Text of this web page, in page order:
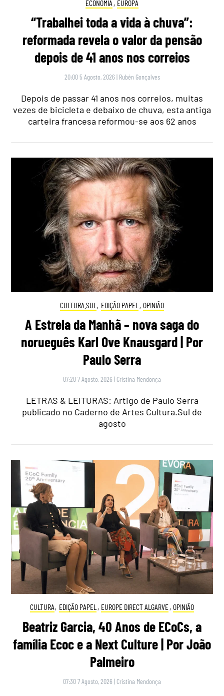
ECONOMIA , EUROPA
“Trabalhei toda a vida à chuva”:
reformada revela o valor da pensão
depois de 41 anos nos correios
20:00 5 Agosto, 2026 | Rubén Gonçalves
Depois de passar 41 anos nos correios, muitas
vezes de bicicleta e debaixo de chuva, esta antiga
carteira francesa reformou-se aos 62 anos
CULTURA.SUL , EDIÇÃO PAPEL , OPINIÃO
A Estrela da Manhã – nova saga do
norueguês Karl Ove Knausgard | Por
Paulo Serra
07:20 7 Agosto, 2026 | Cristina Mendonça
LETRAS & LEITURAS: Artigo de Paulo Serra
publicado no Caderno de Artes Cultura.Sul de
agosto
CULTURA, EDIÇÃO PAPEL , EUROPE DIRECT ALGARVE, OPINIÃO
Beatriz Garcia, 40 Anos de ECoCs, a
família Ecoc e a Next Culture | Por João
Palmeiro
07:30 7 Agosto, 2026 | Cristina Mendonça